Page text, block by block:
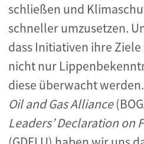
schließen und
schneller umzusetzen.
dass Initiativen ihre
nicht nur
diese überwacht
Oil and Gas Alliance
Leaders’ Declaration on